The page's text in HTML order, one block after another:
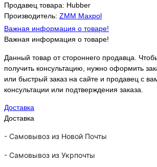
Продавец товара: Hubber
Производитель: ZMM Maxpol
Важная информация о товаре!
Важная информация о товаре!
Данный товар от стороннего продавца.
получить консультацию, нужно оформить
или быстрый заказ на сайте и продавец с
консультации или подтверждения заказа.
Доставка
Доставка
- Самовывоз из Новой Почты
- Самовывоз из Укрпочты